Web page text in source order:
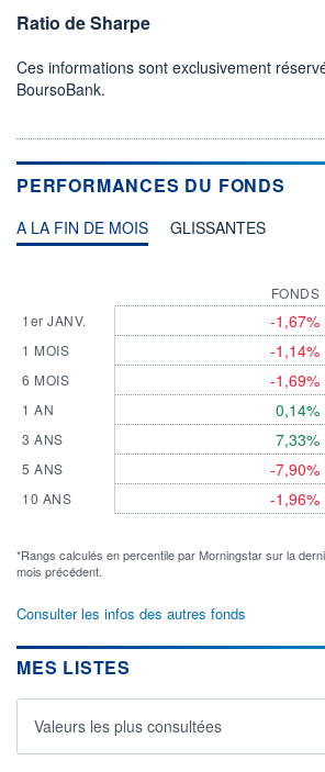
Ratio de Sharpe
Ces informations sont exclusivement
BoursoBank.
PERFORMANCES DU FONDS
A LA FIN DE MOIS GLISSANTES
1er JANV.
1 MOIS
6 MOIS
1 AN
3 ANS
5 ANS
10 ANS
FONDS
-1,67%
-1,14%
-1,69%
0,14%
7,33%
-7,90%
-1,96%
*Rangs calculés en percentile par Morningstar sur la
mois précédent.
Consulter les infos des autres fonds
MES LISTES
Valeurs les plus consultées